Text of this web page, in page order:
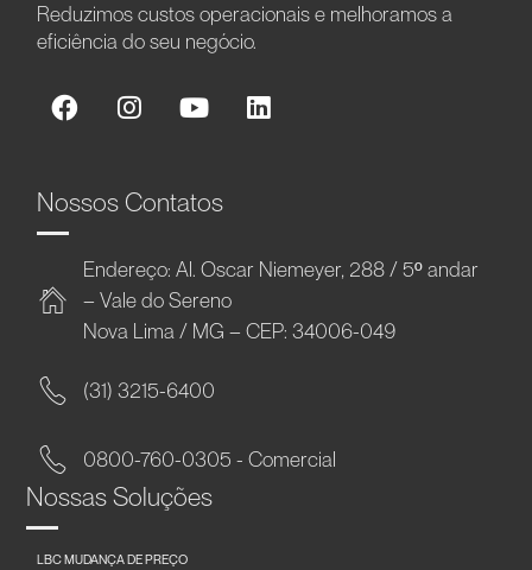
Reduzimos custos operacionais e melhoramos a
eficiência do seu negócio.
Nossos Contatos
Endereço: Al. Oscar Niemeyer, 288 / 5º andar
– Vale do Sereno
Nova Lima / MG – CEP: 34006-049
(31) 3215-6400
0800-760-0305 - Comercial
Nossas Soluções
LBC MUDANÇA DE PREÇO